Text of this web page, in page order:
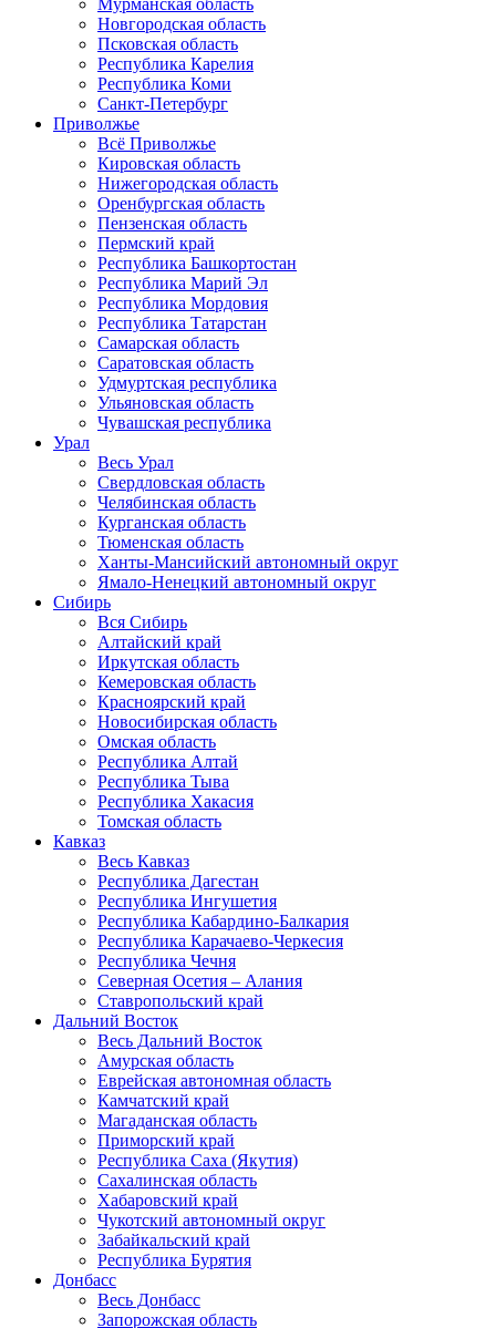
Мурманская область
Новгородская область
Псковская область
Республика Карелия
Республика Коми
Санкт-Петербург
Приволжье
Всё Приволжье
Кировская область
Нижегородская область
Оренбургская область
Пензенская область
Пермский край
Республика Башкортостан
Республика Марий Эл
Республика Мордовия
Республика Татарстан
Самарская область
Саратовская область
Удмуртская республика
Ульяновская область
Чувашская республика
Урал
Весь Урал
Свердловская область
Челябинская область
Курганская область
Тюменская область
Ханты-Мансийский автономный округ
Ямало-Ненецкий автономный округ
Сибирь
Вся Сибирь
Алтайский край
Иркутская область
Кемеровская область
Красноярский край
Новосибирская область
Омская область
Республика Алтай
Республика Тыва
Республика Хакасия
Томская область
Кавказ
Весь Кавказ
Республика Дагестан
Республика Ингушетия
Республика Кабардино-Балкария
Республика Карачаево-Черкесия
Республика Чечня
Северная Осетия – Алания
Ставропольский край
Дальний Восток
Весь Дальний Восток
Амурская область
Еврейская автономная область
Камчатский край
Магаданская область
Приморский край
Республика Саха (Якутия)
Сахалинская область
Хабаровский край
Чукотский автономный округ
Забайкальский край
Республика Бурятия
Донбасс
Весь Донбасс
Запорожская область